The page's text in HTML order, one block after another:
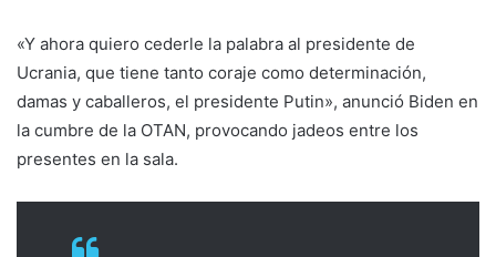
«Y ahora quiero cederle la palabra al presidente de
Ucrania, que tiene tanto coraje como determinación,
damas y caballeros, el presidente Putin», anunció Biden en
la cumbre de la OTAN, provocando jadeos entre los
presentes en la sala.